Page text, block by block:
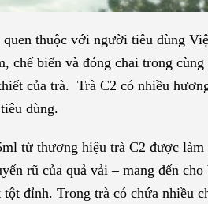
thuộc với người tiêu dùng
chế biến và đóng chai trong
của trà. Trà C2 có nhiều
dùng.
từ thương hiệu trà C2 được
rũ của quả vải – mang đến
đỉnh. Trong trà có chứa nhiều